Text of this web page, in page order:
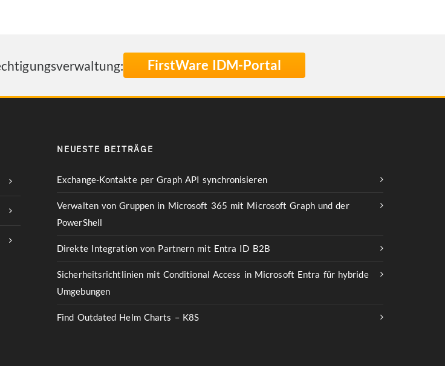
FirstWare IDM-Portal
NEUESTE BEITRÄGE
Exchange-Kontakte per Graph API synchronisieren
Verwalten von Gruppen in Microsoft 365 mit Microsoft Graph und der
PowerShell
Direkte Integration von Partnern mit Entra ID B2B
Sicherheitsrichtlinien mit Conditional Access in Microsoft Entra für hybride
Umgebungen
Find Outdated Helm Charts – K8S